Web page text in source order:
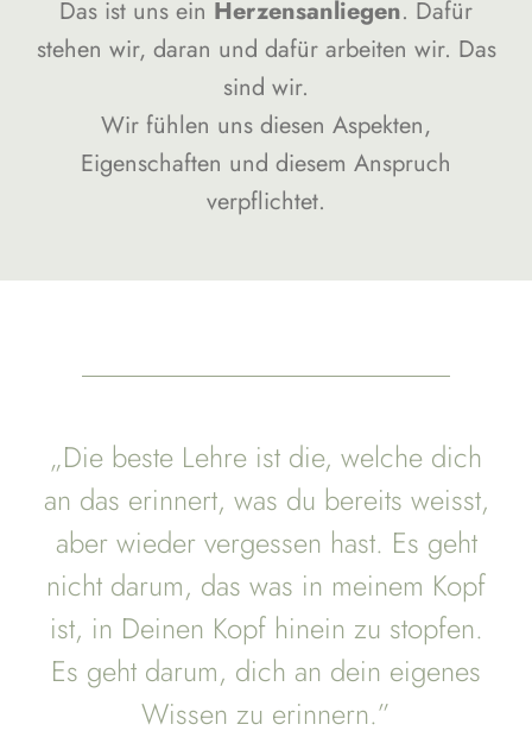
Das ist uns ein Herzensanliegen. Dafür
stehen wir, daran und dafür arbeiten wir. Das
sind wir.
Wir fühlen uns diesen Aspekten,
Eigenschaften und diesem Anspruch
verpflichtet.
„Die beste Lehre ist die, welche dich
an das erinnert, was du bereits weisst,
aber wieder vergessen hast. Es geht
nicht darum, das was in meinem Kopf
ist, in Deinen Kopf hinein zu stopfen.
Es geht darum, dich an dein eigenes
Wissen zu erinnern.”